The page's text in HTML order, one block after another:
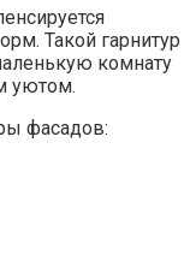
Такой гарнитур
комнату
уютом.
фасадов: